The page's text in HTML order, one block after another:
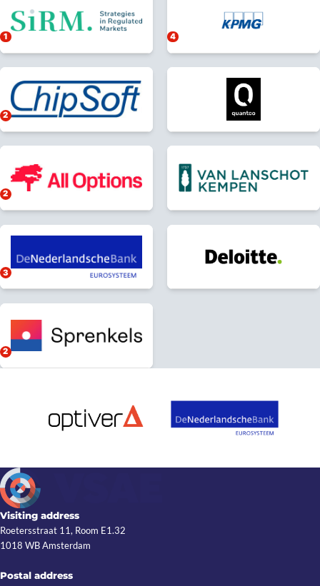
Visiting address
Roetersstraat 11, Room E1.32
1018 WB Amsterdam
Postal address